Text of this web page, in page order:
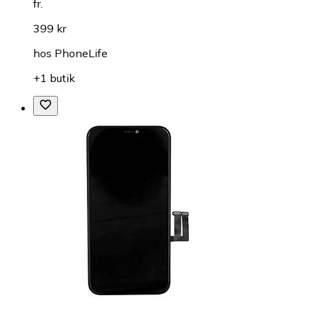
fr.
399 kr
hos PhoneLife
+1 butik